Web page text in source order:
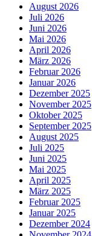
August 2026
Juli 2026
Juni 2026
Mai 2026
April 2026
März 2026
Februar 2026
Januar 2026
Dezember 2025
November 2025
Oktober 2025
September 2025
August 2025
Juli 2025
Juni 2025
Mai 2025
April 2025
März 2025
Februar 2025
Januar 2025
Dezember 2024